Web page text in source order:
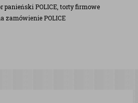
panieński POLICE, torty firmowe
zamówienie POLICE